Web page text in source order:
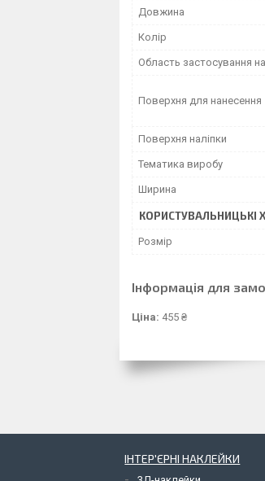
Довжина
Колір
Область застосування
Поверхня для нанесення
Поверхня наліпки
Тематика виробу
Ширина
КОРИСТУВАЛЬНИЦЬКІ
Розмір
Інформація для
Ціна: 455 ₴
ІНТЕР'ЄРНІ НАКЛЕЙКИ